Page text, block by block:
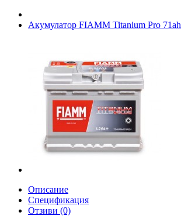
Акумулатор FIAMM Titanium Pro 71ah
Описание
Спецификация
Отзиви (0)